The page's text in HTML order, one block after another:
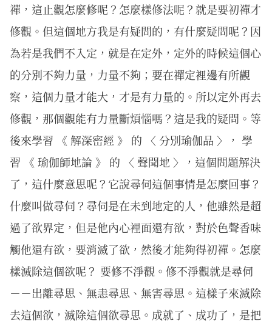
禪，這止觀怎麼修呢？怎麼樣修法呢？就是要初禪才
修觀。但這個地方我是有疑問的，有什麼疑問呢？因
為若是我們不入定，就是在定外，定外的時候這個心
的分別不夠力量，力量不夠；要在禪定裡邊有所觀
察，這個力量才能大，才是有力量的。所以定外再去
修觀，那個觀能有力量斷煩惱嗎？這是我的疑問。等
後來學習 《 解深密經 》 的 〈 分別瑜伽品 〉， 學
習 《 瑜伽師地論 》 的 〈 聲聞地 〉，這個問題解決
了，這什麼意思呢？它說尋伺這個事情是怎麼回事？
什麼叫做尋伺？尋伺是在未到地定的人，他雖然是超
過了欲界定，但是他內心裡面還有欲，對於色聲香味
觸他還有欲，要消滅了欲，然後才能夠得初禪。怎麼
樣滅除這個欲呢？ 要修不淨觀。修不淨觀就是尋伺
－－出離尋思、無恚尋思、無害尋思。這樣子來滅除
去這個欲，滅除這個欲尋思。成就了、成功了，是把